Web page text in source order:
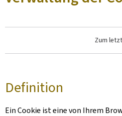
Zum
Definition
Ein Cookie ist eine von Ihrem